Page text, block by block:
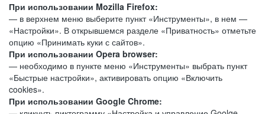
При использовании Mozilla Firefox:
— в верхнем меню выберите пункт «Инструменты», в нем —
«Настройки». В открывшемся разделе «Приватность» отметьте
опцию «Принимать куки с сайтов».
При использовании Opera browser:
— необходимо в пункте меню «Инструменты» выбрать пункт
«Быстрые настройки», активировать опцию «Включить
cookies».
При использовании Google Chrome: